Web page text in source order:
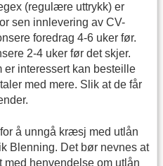
(regulære uttrykk) er
sen innlevering av CV-
foredrag 4-6 uker før.
2-4 uker før det skjer.
er interessert kan besteille
med mere. Slik at de får
å unngå kræsj med utlån
Blenning. Det bør nevnes at
med henvendelse om utlån